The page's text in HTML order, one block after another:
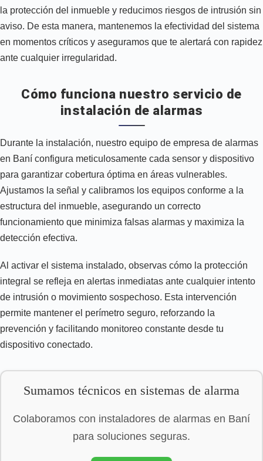
la protección del inmueble y reducimos riesgos de intrusión sin
aviso. De esta manera, mantenemos la efectividad del sistema
en momentos críticos y aseguramos que te alertará con rapidez
ante cualquier irregularidad.
Cómo funciona nuestro servicio de
instalación de alarmas
Durante la instalación, nuestro equipo de empresa de alarmas
en Baní configura meticulosamente cada sensor y dispositivo
para garantizar cobertura óptima en áreas vulnerables.
Ajustamos la señal y calibramos los equipos conforme a la
estructura del inmueble, asegurando un correcto
funcionamiento que minimiza falsas alarmas y maximiza la
detección efectiva.
Al activar el sistema instalado, observas cómo la protección
integral se refleja en alertas inmediatas ante cualquier intento
de intrusión o movimiento sospechoso. Esta intervención
permite mantener el perímetro seguro, reforzando la
prevención y facilitando monitoreo constante desde tu
dispositivo conectado.
Sumamos técnicos en sistemas de alarma
Colaboramos con instaladores de alarmas en Baní
para soluciones seguras.